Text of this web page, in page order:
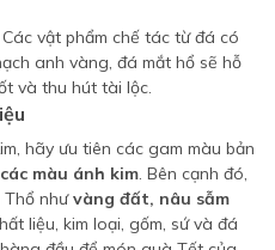
Các vật phẩm chế tác từ đá có
anh vàng, đá mắt hổ sẽ hỗ
và thu hút tài lộc.
hãy ưu tiên các gam màu bản
màu ánh kim. Bên cạnh đó,
Thổ nhưvàng đất, nâu sẫm
liệu, kim loại, gốm, sứ và đá